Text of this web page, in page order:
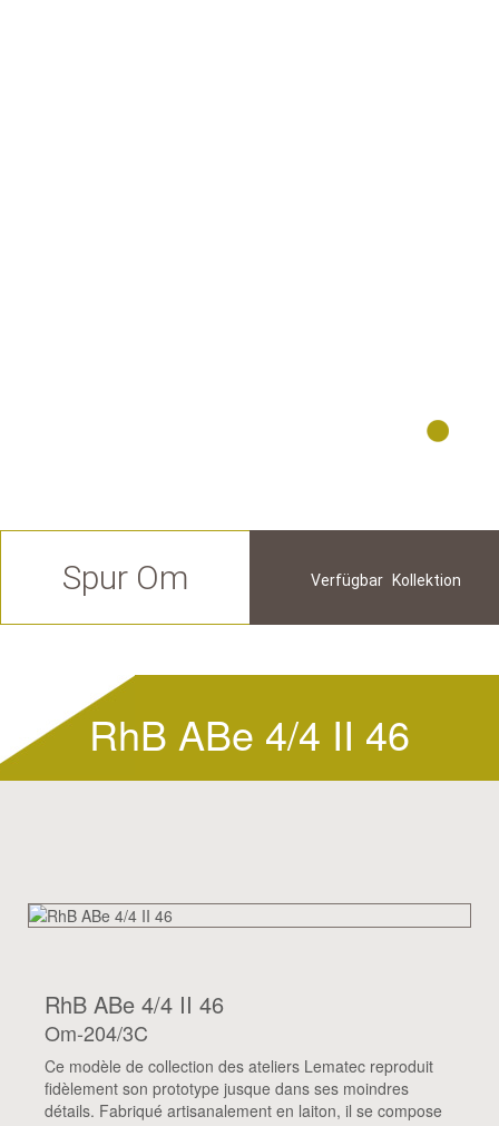
Spur Om Verfügbar Kollektion
RhB ABe 4/4 II 46
RhB ABe 4/4 II 46
Om-204/3C
Ce modèle de collection des ateliers Lematec reproduit
fidèlement son prototype jusque dans ses moindres
détails. Fabriqué artisanalement en laiton, il se compose